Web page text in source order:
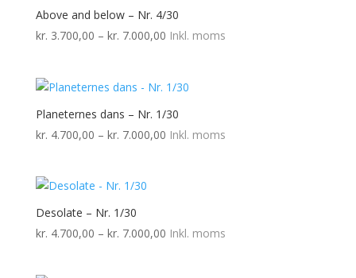
Above and below – Nr. 4/30
kr. 3.700,00 – kr. 7.000,00Prisinterval:
kr. 7.000,00
Inkl. moms
Planeternes dans – Nr. 1/30
kr. 4.700,00 – kr. 7.000,00Prisinterval:
Inkl. moms
Desolate – Nr. 1/30
kr. 4.700,00 – kr. 7.000,00Prisinterval:
Inkl. moms